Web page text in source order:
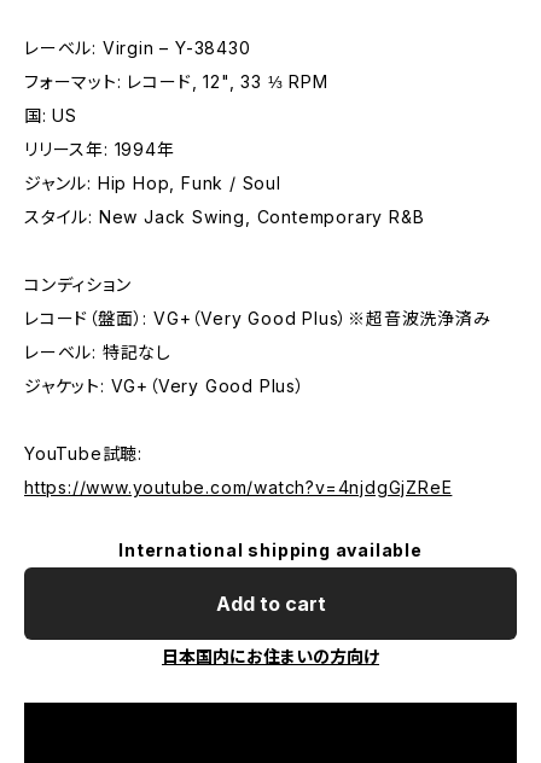
レーベル: Virgin – Y-38430
フォーマット: レコード, 12", 33 ⅓ RPM
国: US
リリース年: 1994年
ジャンル: Hip Hop, Funk / Soul
スタイル: New Jack Swing, Contemporary R&B
コンディション
レコード（盤面）: VG+（Very Good Plus）※超音波洗浄済み
レーベル: 特記なし
ジャケット: VG+（Very Good Plus）
YouTube試聴:
https://www.youtube.com/watch?v=4njdgGjZReE
International shipping available
Add to cart
日本国内にお住まいの方向け